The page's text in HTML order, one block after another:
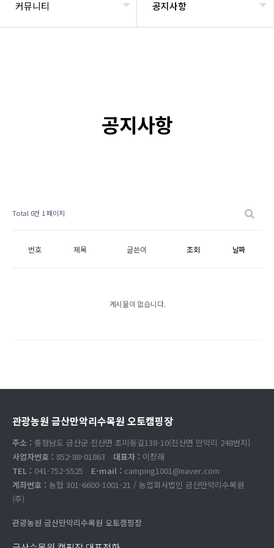
커뮤니티 공지사항
공지사항
Total 0건 1 페이지
번호 제목 글쓴이 조회 날짜
게시물이 없습니다.
관광농원 금산만악리수목원 오토캠핑장
주소 : 충청남도 금산군 진산면 초미동길138-10(진산면 만악리 248번지)
사업자번호 : 852-88-01863 대표자 : 이창래
TEL : 041-752-5525 E-mail : camping1001@naver.com
계좌번호 : 농협 301-6600-1001-21 / 농업회사법인 금산만악리수목원
(주)
관광농원 금산만악리수목원 오토캠핑장